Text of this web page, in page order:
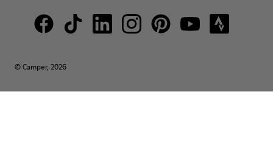
© Camper, 2026